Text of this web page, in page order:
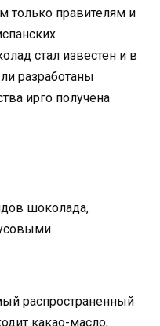
только правителям и
стал известен и в
разработаны
ирго получена
шоколада,
распространенный
какао-масло,